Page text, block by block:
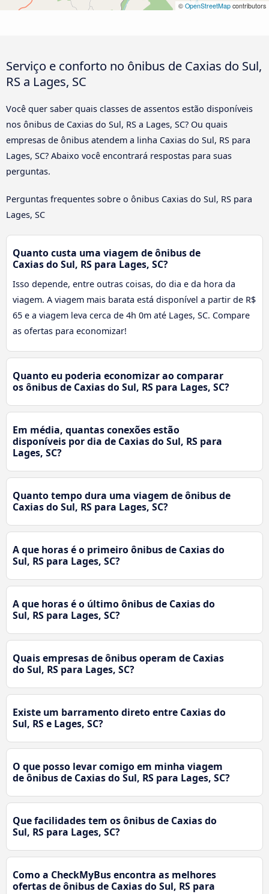
© OpenStreetMap contributors
Serviço e conforto no ônibus de Caxias do Sul,
RS a Lages, SC
Você quer saber quais classes de assentos estão disponíveis
nos ônibus de Caxias do Sul, RS a Lages, SC? Ou quais
empresas de ônibus atendem a linha Caxias do Sul, RS para
Lages, SC? Abaixo você encontrará respostas para suas
perguntas.
Perguntas frequentes sobre o ônibus Caxias do Sul, RS para
Lages, SC
Quanto custa uma viagem de ônibus de
Caxias do Sul, RS para Lages, SC?
Isso depende, entre outras coisas, do dia e da hora da
viagem. A viagem mais barata está disponível a partir de R$
65 e a viagem leva cerca de 4h 0m até Lages, SC. Compare
as ofertas para economizar!
Quanto eu poderia economizar ao comparar
os ônibus de Caxias do Sul, RS para Lages, SC?
Em média, quantas conexões estão
disponíveis por dia de Caxias do Sul, RS para
Lages, SC?
Quanto tempo dura uma viagem de ônibus de
Caxias do Sul, RS para Lages, SC?
A que horas é o primeiro ônibus de Caxias do
Sul, RS para Lages, SC?
A que horas é o último ônibus de Caxias do
Sul, RS para Lages, SC?
Quais empresas de ônibus operam de Caxias
do Sul, RS para Lages, SC?
Existe um barramento direto entre Caxias do
Sul, RS e Lages, SC?
O que posso levar comigo em minha viagem
de ônibus de Caxias do Sul, RS para Lages, SC?
Que facilidades tem os ônibus de Caxias do
Sul, RS para Lages, SC?
Como a CheckMyBus encontra as melhores
ofertas de ônibus de Caxias do Sul, RS para